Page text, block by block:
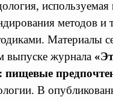
методов и
Материалы
выпуске журнала
В